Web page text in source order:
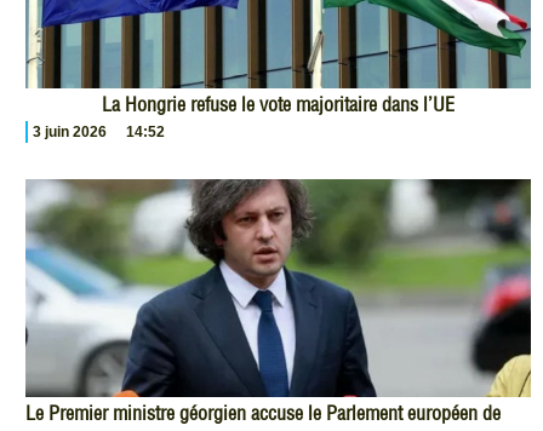
La Hongrie refuse le vote majoritaire dans l’UE
3 juin 2026 14:52
Le Premier ministre géorgien accuse le Parlement européen de